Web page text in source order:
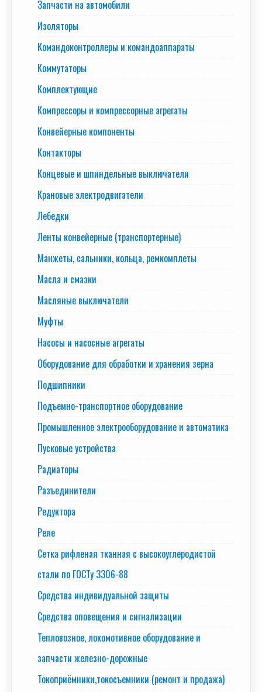
Запчасти на автомобили
Изоляторы
Командоконтроллеры и командоаппараты
Коммутаторы
Комплектующие
Компрессоры и компрессорные агрегаты
Конвейерные компоненты
Контакторы
Концевые и шпиндельные выключатели
Крановые электродвигатели
Лебедки
Ленты конвейерные (транспортерные)
Манжеты, сальники, кольца, ремкомплеты
Масла и смазки
Масляные выключатели
Муфты
Насосы и насосные агрегаты
Оборудование для обработки и хранения зерна
Подшипники
Подъемно-транспортное оборудование
Промышленное электрооборудование и автоматика
Пусковые устройства
Радиаторы
Разъединители
Редуктора
Реле
Сетка рифленая тканная с высокоуглеродистой
стали по ГОСТу 3306-88
Средства индивидуальной защиты
Средства оповещения и сигнализации
Тепловозное, локомотивное оборудование и
запчасти железно-дорожные
Токоприёмники,токосъемники (ремонт и продажа)